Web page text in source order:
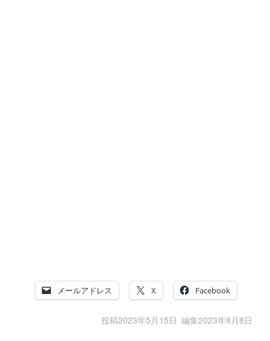
メールアドレス X Facebook
投稿2023年5月15日 編集2023年8月8日